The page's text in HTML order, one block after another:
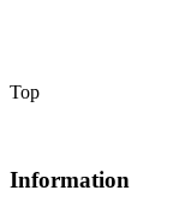
Top
Information